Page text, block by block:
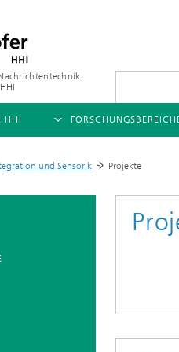
HHI
und Sensorik
> Projekte